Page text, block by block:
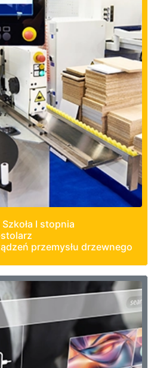
I stopnia
przemysłu drzewnego